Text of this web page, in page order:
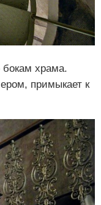
бокам храма.
примыкает к